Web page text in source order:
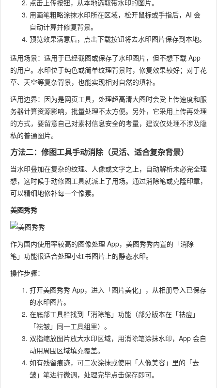
点击上传按钮，从本地选取带水印的图片。
用画笔粗略涂抹水印所在区域，松开鼠标或手指后，AI 会
自动计算并修复背景。
预览效果满意后，点击下载按钮将去水印图片保存到本地。
适用场景：适用于已经截图或保存了水印图片，但不想下载 App
的用户。水印位于纯色或简单纹理背景时，修复效果较好；对于花
草、天空等复杂背景，也能实现相对自然的填补。
适用边界：因为是网页工具，处理超高清大图时会受上传速度和服
务器计算资源影响，批量处理不太方便。另外，它采用上传再处理
的方式，要留意自己对素材信息安全的考量，建议仅处理不涉及隐
私的普通图片。
方法二：修图工具手动消除（灵活、适合复杂背景）
当水印叠加在复杂的纹理、人像或文字之上，自动解析未必完全理
想，这时候手动修图工具就派上了用场。通过消除笔或克隆印章，
可以精细地修补每一个像素。
美图秀秀
作为国内使用率较高的图像处理 App，美图秀秀内置的「消除
笔」功能很适合处理小红书图片上的静态水印。
操作步骤：
打开美图秀秀 App，进入「图片美化」，从相册导入已保存
的水印图片。
在底部工具栏找到「消除笔」功能（部分版本在「祛痘」
「祛皱」同一工具组里）。
双指缩放图片放大水印区域，用消除笔涂抹水印，App 会自
动用周围区域填充覆盖。
如有残留痕迹，可二次涂抹或使用「人像美容」里的「去
皱」笔进行微调，处理完毕点击保存即可。